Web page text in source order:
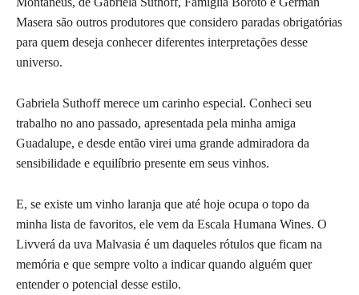
Masera são outros produtores que considero paradas obrigatórias
para quem deseja conhecer diferentes interpretações desse
universo.
Gabriela Suthoff merece um carinho especial. Conheci seu
trabalho no ano passado, apresentada pela minha amiga
Guadalupe, e desde então virei uma grande admiradora da
sensibilidade e equilíbrio presente em seus vinhos.
E, se existe um vinho laranja que até hoje ocupa o topo da
minha lista de favoritos, ele vem da Escala Humana Wines. O
Livverá da uva Malvasia é um daqueles rótulos que ficam na
memória e que sempre volto a indicar quando alguém quer
entender o potencial desse estilo.